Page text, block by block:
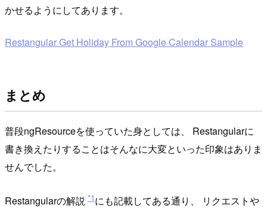
かせるようにしてあります。
Restangular Get Holiday From Google Calendar Sample
まとめ
普段ngResourceを使っていた身としては、 Restangularに
書き換えたりすることはそんなに大変といった印象はありま
せんでした。
Restangularの解説 *1にも記載してある通り、 リクエストや